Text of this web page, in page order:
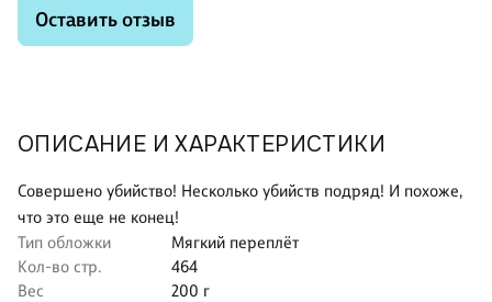
ОПИСАНИЕ И ХАРАКТЕРИСТИКИ
Совершено убийство! Несколько убийств подряд! И похоже,
что это еще не конец!
Тип обложки
Мягкий переплёт
Кол-во стр.
464
Вес
200 г
Оставить отзыв